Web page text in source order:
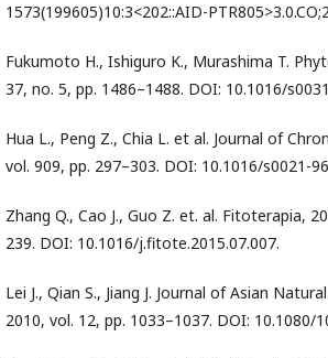
1573(199605)10:3<202::AID-
Fukumoto H., Ishiguro K., Murashima T.
37, no. 5, pp. 1486–1488. DOI: 10.1016/
Hua L., Peng Z., Chia L. et al. Journal of
vol. 909, pp. 297–303. DOI: 10.1016/s0021-
Zhang Q., Cao J., Guo Z. et. al. Fitoterapia,
239. DOI: 10.1016/j.fitote.2015.07.007.
Lei J., Qian S., Jiang J. Journal of Asian
2010, vol. 12, pp. 1033–1037. DOI: 10.1080/